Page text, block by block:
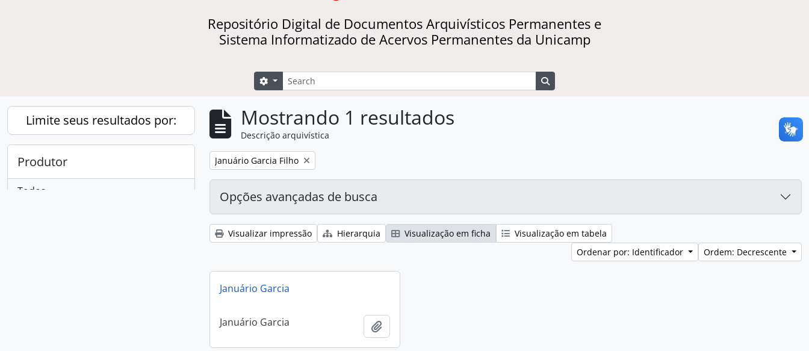
Repositório Digital de Documentos Arquivísticos Permanentes e
Sistema Informatizado de Acervos Permanentes da Unicamp
Buscar
Opções de busca
Limite seus resultados por:
Produtor
Todos
Mostrando 1 resultados
Descrição arquivística
Remover filtro:
Januário Garcia Filho
Opções avançadas de busca
Visualizar impressão Hierarquia Visualização em ficha
Visualização em tabela
Ordenar por: Identificador
Ordem: Decrescente
Januário Garcia
Januário Garcia